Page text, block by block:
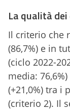
La qualità
Il criterio che
(86,7%) e in
(ciclo 2022-
media:
(+21,0%) tra i
(criterio 2). Il